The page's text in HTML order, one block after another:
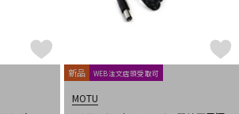
Positive Grid
PreSonus
Radial
Rob Papen
serato
新品 WEB注文店頭受取可
MOTU